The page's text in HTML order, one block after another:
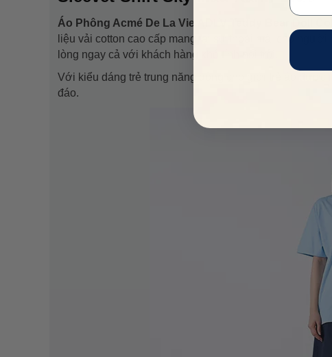
Áo Phông Acmé De La Vie ADLV Teddy Bear Doll
liệu vải cotton cao cấp mang lại sự thoải mái cho
lòng ngay cả với khách hàng khó tính nổi trội.
Với kiểu dáng trẻ trung năng động cho giới trẻ áo được
đáo.